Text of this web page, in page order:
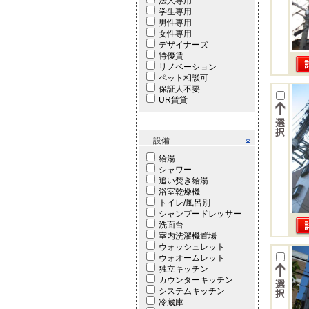
学生専用
男性専用
女性専用
デザイナーズ
特優賃
リノベーション
ペット相談可
保証人不要
UR賃貸
設備
給湯
シャワー
追い焚き給湯
浴室乾燥機
トイレ/風呂別
シャンプードレッサー
洗面台
室内洗濯機置場
ウォッシュレット
ウォオームレット
独立キッチン
カウンターキッチン
システムキッチン
冷蔵庫